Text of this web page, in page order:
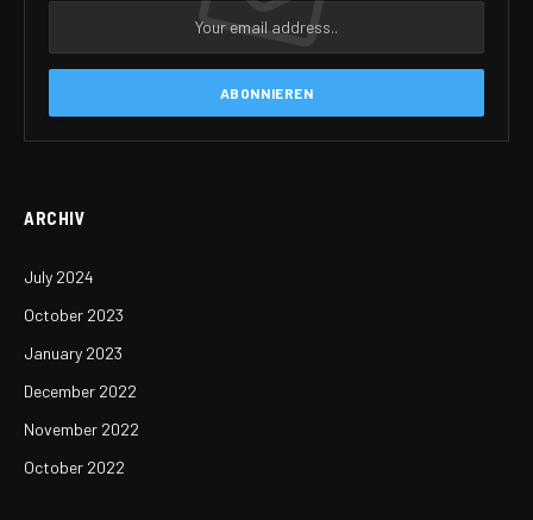
ARCHIV
July 2024
October 2023
January 2023
December 2022
November 2022
October 2022